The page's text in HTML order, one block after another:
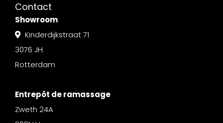
Contact
Showroom
Kinderdijkstraat 71
3076 JH
Rotterdam
Entrepôt de ramassage
Zweth 24A